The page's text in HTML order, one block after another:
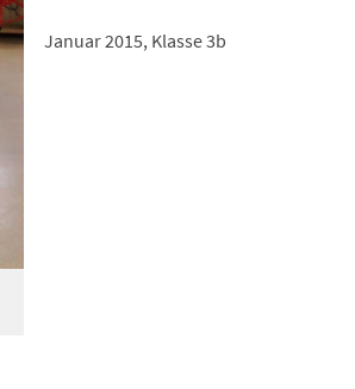
Januar 2015, Klasse 3b